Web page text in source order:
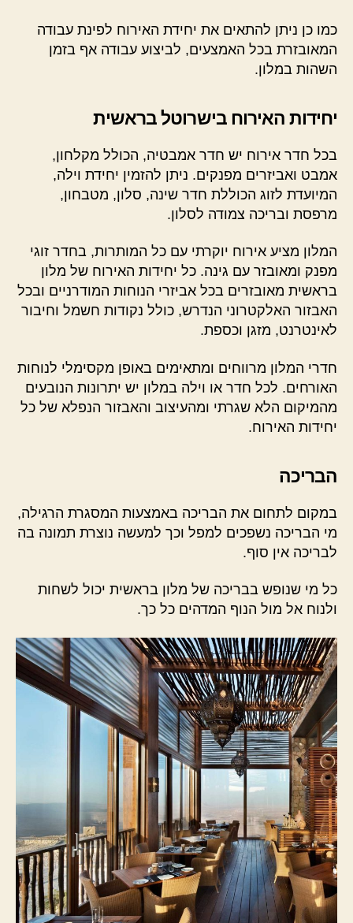
כמו כן ניתן להתאים את יחידת האירוח לפינת עבודה
המאובזרת בכל האמצעים, לביצוע עבודה אף בזמן
השהות במלון.
יחידות האירוח בישרוטל בראשית
בכל חדר אירוח יש חדר אמבטיה, הכולל מקלחון,
אמבט ואביזרים מפנקים. ניתן להזמין יחידת וילה,
המיועדת לזוג הכוללת חדר שינה, סלון, מטבחון,
מרפסת ובריכה צמודה לסלון.
המלון מציע אירוח יוקרתי עם כל המותרות, בחדר זוגי
מפנק ומאובזר עם גינה. כל יחידות האירוח של מלון
בראשית מאובזרים בכל אביזרי הנוחות המודרניים ובכל
האבזור האלקטרוני הנדרש, כולל נקודות חשמל וחיבור
לאינטרנט, מזגן וכספת.
חדרי המלון מרווחים ומתאימים באופן מקסימלי לנוחות
האורחים. לכל חדר או וילה במלון יש יתרונות הנובעים
מהמיקום הלא שגרתי ומהעיצוב והאבזור הנפלא של כל
יחידות האירוח.
הבריכה
במקום לתחום את הבריכה באמצעות המסגרת הרגילה,
מי הבריכה נשפכים למפל וכך למעשה נוצרת תמונה בה
לבריכה אין סוף.
כל מי שנופש בבריכה של מלון בראשית יכול לשחות
ולנוח אל מול הנוף המדהים כל כך.